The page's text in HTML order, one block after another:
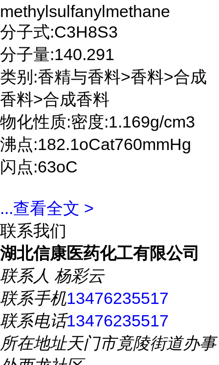
methylsulfanylmethane
分子式:C3H8S3
分子量:140.291
类别:香精与香料>香料>合成
香料>合成香料
物化性质:密度:1.169g/cm3
沸点:182.1oCat760mmHg
闪点:63oC
...查看全文 >
联系我们
湖北信康医药化工有限公司
联系人 杨彩云
联系手机13476235517
联系电话13476235517
所在地址天门市竟陵街道办事